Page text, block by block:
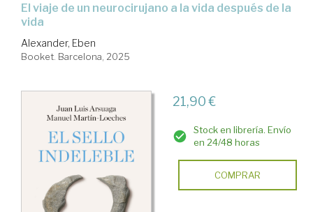
El viaje de un neurocirujano a la vida después de la
vida
Alexander, Eben
Booket. Barcelona, 2025
21,90 €
Stock en librería. Envío
en 24/48 horas
COMPRAR